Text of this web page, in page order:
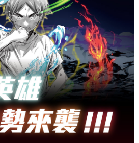
內，點擊此簡訊中的連結，可透過四大超商／
進行付款，方視為交易完成。
不需立刻繳費，但若您需要取消訂單，請聯絡
意取消之訂單仍視為有效，需透過AFTEE先享
先享後付 」之結帳頁面顯示為準，若有關於
欲退款等相關疑問，請聯繫「AFTEE先享後付
support/home
公司提供之「AFTEE先享後付」服務完成之交
提供個人資料，並將交易相關給付款項請求債
司。
請瀏覽以下網址：
含以上)免運費
含以上)免運費
含以上)免運費